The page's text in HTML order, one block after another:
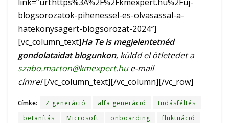
blogsorozatok-pihenessel-es-olvasassal-a-
hatekonysagert-blogsorozat-2024″]
[vc_column_text]Ha Te is megjelentetnéd
gondolataidat blogunkon, küldd el ötletedet a
szabo.marton@kmexpert.hue-mail
címre![/vc_column_text][/vc_column][/vc_row]
Címke: Z generáció alfa generáció
tudásféltés
betanítás
Microsoft onboarding
fluktuáció